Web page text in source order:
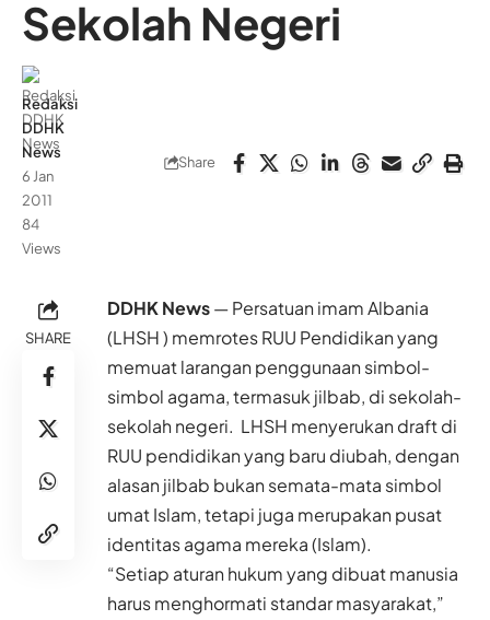
Sekolah Negeri
Redaksi
DDHK
News
6 Jan
2011
84
Views
Share
SHARE
DDHK News— Persatuan imam Albania
(LHSH ) memrotes RUU Pendidikan yang
memuat larangan penggunaan simbol-
simbol agama, termasuk jilbab, di sekolah-
sekolah negeri. LHSH menyerukan draft di
RUU pendidikan yang baru diubah, dengan
alasan jilbab bukan semata-mata simbol
umat Islam, tetapi juga merupakan pusat
identitas agama mereka (Islam).
“Setiap aturan hukum yang dibuat manusia
harus menghormati standar masyarakat,”